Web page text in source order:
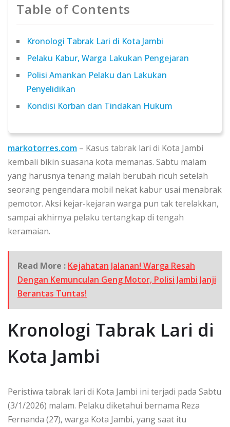
Table of Contents
Kronologi Tabrak Lari di Kota Jambi
Pelaku Kabur, Warga Lakukan Pengejaran
Polisi Amankan Pelaku dan Lakukan
Penyelidikan
Kondisi Korban dan Tindakan Hukum
markotorres.com – Kasus tabrak lari di Kota Jambi
kembali bikin suasana kota memanas. Sabtu malam
yang harusnya tenang malah berubah ricuh setelah
seorang pengendara mobil nekat kabur usai menabrak
pemotor. Aksi kejar-kejaran warga pun tak terelakkan,
sampai akhirnya pelaku tertangkap di tengah
keramaian.
Read More : Kejahatan Jalanan! Warga Resah
Dengan Kemunculan Geng Motor, Polisi Jambi Janji
Berantas Tuntas!
Kronologi Tabrak Lari di
Kota Jambi
Peristiwa tabrak lari di Kota Jambi ini terjadi pada Sabtu
(3/1/2026) malam. Pelaku diketahui bernama Reza
Fernanda (27), warga Kota Jambi, yang saat itu